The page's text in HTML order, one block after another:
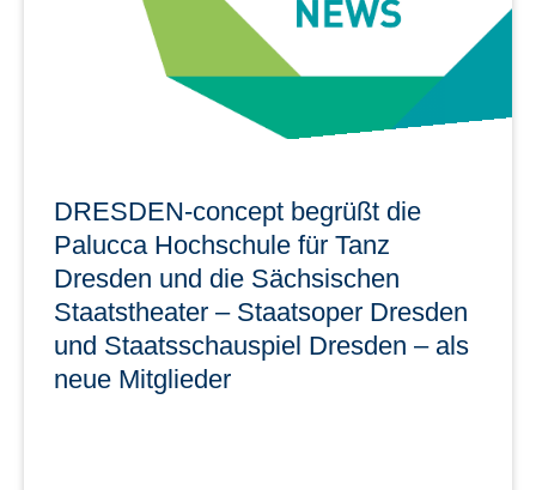
mehr erfahren
DRESDEN-concept begrüßt die
Palucca Hochschule für Tanz
Dresden und die Sächsischen
Staatstheater – Staatsoper Dresden
und Staatsschauspiel Dresden – als
neue Mitglieder